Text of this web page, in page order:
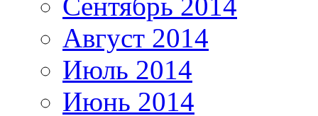
Август 2014
Июль 2014
Июнь 2014